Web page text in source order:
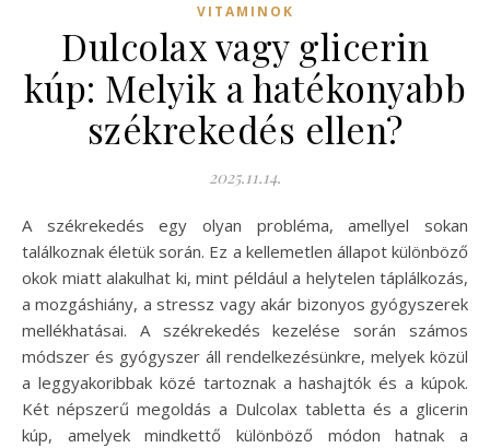
VITAMINOK
Dulcolax vagy glicerin
kúp: Melyik a hatékonyabb
székrekedés ellen?
2025.11.14.
A székrekedés egy olyan probléma, amellyel sokan
találkoznak életük során. Ez a kellemetlen állapot különböző
okok miatt alakulhat ki, mint például a helytelen táplálkozás,
a mozgáshiány, a stressz vagy akár bizonyos gyógyszerek
mellékhatásai. A székrekedés kezelése során számos
módszer és gyógyszer áll rendelkezésünkre, melyek közül
a leggyakoribbak közé tartoznak a hashajtók és a kúpok.
Két népszerű megoldás a Dulcolax tabletta és a glicerin
kúp, amelyek mindkettő különböző módon hatnak a